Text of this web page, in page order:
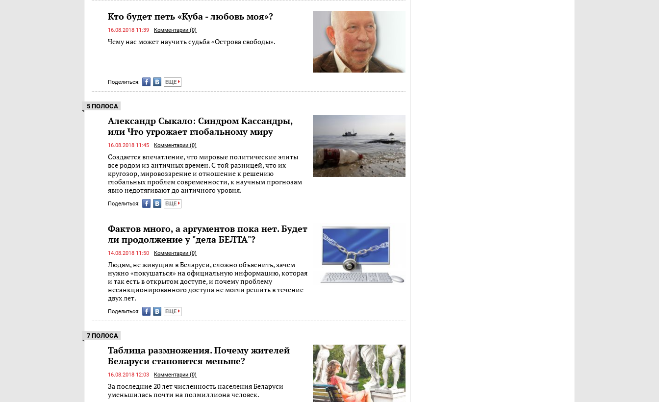
Кто будет петь «Куба - любовь моя»?
16.08.2018 11:39 Комментарии (0)
Чему нас может научить судьба «Острова свободы».
Поделиться: ЕЩЕ
5 ПОЛОСА
Александр Сыкало: Синдром Кассандры,
или Что угрожает глобальному миру
16.08.2018 11:45 Комментарии (0)
Создается впечатление, что мировые политические элиты
все родом из античных времен. С той разницей, что их
кругозор, мировоззрение и отношение к решению
глобальных проблем современности, к научным прогнозам
явно недотягивают до античного уровня.
Поделиться: ЕЩЕ
Фактов много, а аргументов пока нет. Будет
ли продолжение у "дела БЕЛТА"?
14.08.2018 11:50 Комментарии (0)
Людям, не живущим в Беларуси, сложно объяснить, зачем
нужно «покушаться» на официальную информацию, которая
и так есть в открытом доступе, и почему проблему
несанкционированного доступа не могли решить в течение
двух лет.
Поделиться: ЕЩЕ
7 ПОЛОСА
Таблица размножения. Почему жителей
Беларуси становится меньше?
16.08.2018 12:03 Комментарии (0)
За последние 20 лет численность населения Беларуси
уменьшилась почти на полмиллиона человек.